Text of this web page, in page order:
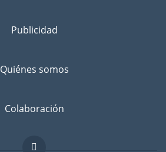
Publicidad
Quiénes somos
Colaboración